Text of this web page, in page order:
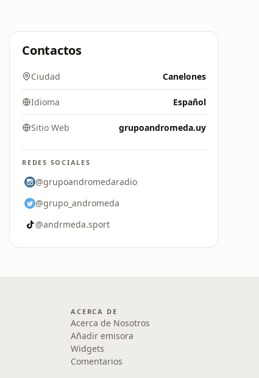
Contactos
Ciudad Canelones
Idioma Español
Sitio Web grupoandromeda.uy
REDES SOCIALES
@grupoandromedaradio
@grupo_andromeda
@andrmeda.sport
ACERCA DE
Acerca de Nosotros
Añadir emisora
Widgets
Comentarios